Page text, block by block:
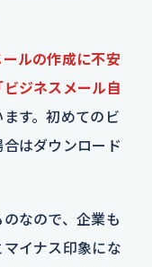
ールの作成に不安
ジネスメール自
ます。初めてのビ
はダウンロード
なので、企業も
イナス印象にな